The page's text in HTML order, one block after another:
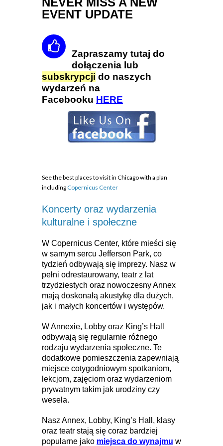
EVENT UPDATE
Zapraszamy tutaj do
dołączenia lub
subskrypcji do naszych
wydarzeń na
Facebooku HERE
See the best places to visit in Chicago with a plan
including Copernicus Center
Koncerty oraz wydarzenia
kulturalne i społeczne
W Copernicus Center, które mieści się
w samym sercu Jefferson Park, co
tydzień odbywają się imprezy. Nasz w
pełni odrestaurowany, teatr z lat
trzydziestych oraz nowoczesny Annex
mają doskonałą akustykę dla dużych,
jak i małych koncertów i występów.
W Annexie, Lobby oraz King’s Hall
odbywają się regularnie różnego
rodzaju wydarzenia społeczne. Te
dodatkowe pomieszczenia zapewniają
miejsce cotygodniowym spotkaniom,
lekcjom, zajęciom oraz wydarzeniom
prywatnym takim jak urodziny czy
wesela.
Nasz Annex, Lobby, King’s Hall, klasy
oraz teatr stają się coraz bardziej
popularne jako miejsca do wynajmu w